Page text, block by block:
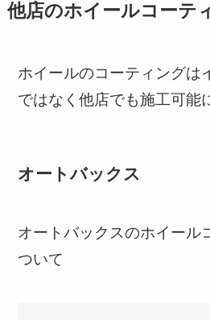
他店のホイールコーテ
ホイールのコーティングは
ではなく他店でも施工可能
オートバックス
オートバックスのホイール
ついて